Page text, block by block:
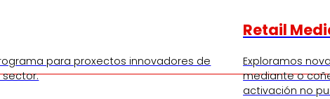
para proxectos innovadores de
sector.
Retail
Exploramos
mediante o
activación no